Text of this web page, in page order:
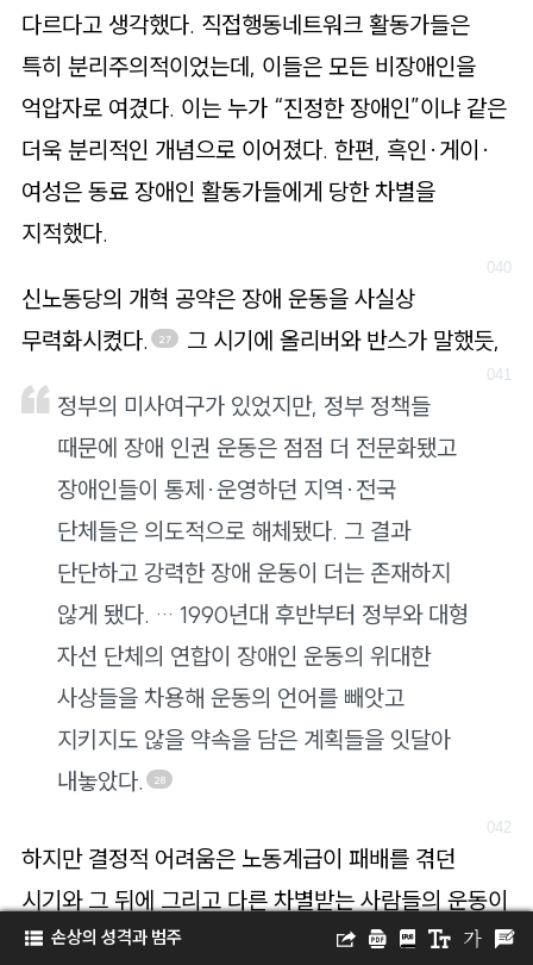
다르다고 생각했다. 직접행동네트워크 활동가들은
특히 분리주의적이었는데, 이들은 모든 비장애인을
억압자로 여겼다. 이는 누가 “진정한 장애인”이냐 같은
더욱 분리적인 개념으로 이어졌다. 한편, 흑인·게이·
여성은 동료 장애인 활동가들에게 당한 차별을
지적했다.
신노동당의 개혁 공약은 장애 운동을 사실상
무력화시켰다.
27 그 시기에 올리버와 반스가 말했듯,
정부의 미사여구가 있었지만, 정부 정책들
때문에 장애 인권 운동은 점점 더 전문화됐고
장애인들이 통제·운영하던 지역·전국
단체들은 의도적으로 해체됐다. 그 결과
단단하고 강력한 장애 운동이 더는 존재하지
않게 됐다. … 1990년대 후반부터 정부와 대형
자선 단체의 연합이 장애인 운동의 위대한
사상들을 차용해 운동의 언어를 빼앗고
지키지도 않을 약속을 담은 계획들을 잇달아
내놓았다.
28
하지만 결정적 어려움은 노동계급이 패배를 겪던
시기와 그 뒤에 그리고 다른 차별받는 사람들의 운동이
하강하던 때에 영국(과 다른 곳)의 장애 운동이
손상의 성격과 범주